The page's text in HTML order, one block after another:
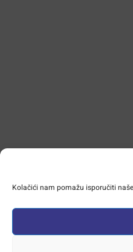
Kolačići nam pomažu isporučiti